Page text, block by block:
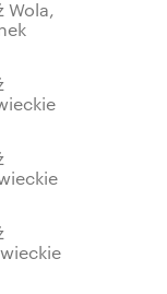
Wola,